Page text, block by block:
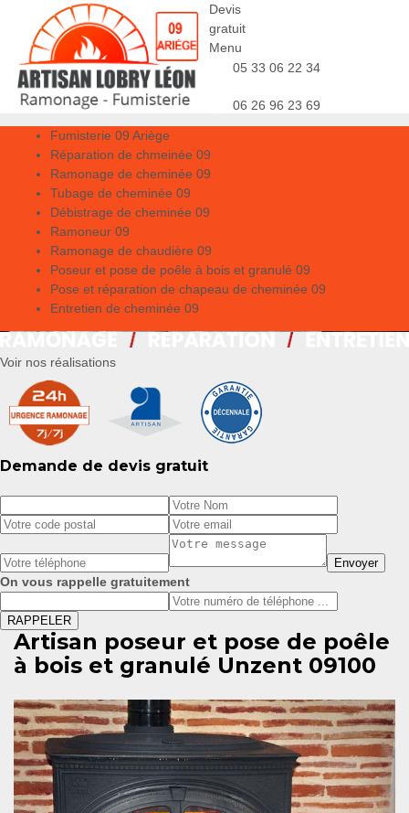
Devis
gratuit
Menu
05 33 06 22 34
06 26 96 23 69
Fumisterie 09 Ariège
Réparation de chmeinée 09
Ramonage de cheminée 09
Tubage de cheminée 09
Débistrage de cheminée 09
Ramoneur 09
Ramonage de chaudière 09
Poseur et pose de poêle à bois et granulé 09
Pose et réparation de chapeau de cheminée 09
Entretien de cheminée 09
Voir nos réalisations
Demande de devis gratuit
On vous rappelle gratuitement
Artisan poseur et pose de poêle
à bois et granulé Unzent 09100